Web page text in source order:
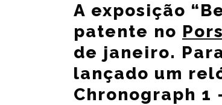
A exposição
patente no
de janeiro.
lançado um
Chronograph 1